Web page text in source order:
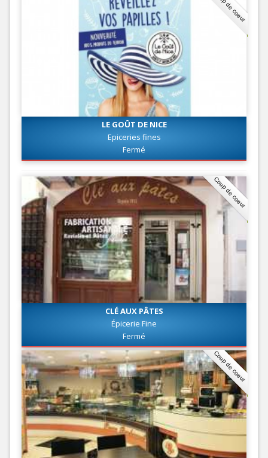
LE GOÛT DE NICE
Epiceries fines
Fermé
Coup de coeur
CLÉ AUX PÂTES
Épicerie Fine
Fermé
Coup de coeur